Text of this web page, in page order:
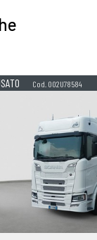
Cod. 002U78584